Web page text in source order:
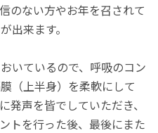
のない方やお年を召されて
出来ます。
いているので、呼吸のコン
（上半身）を柔軟にして
発声を皆でしていただき、
トを行った後、最後にまた